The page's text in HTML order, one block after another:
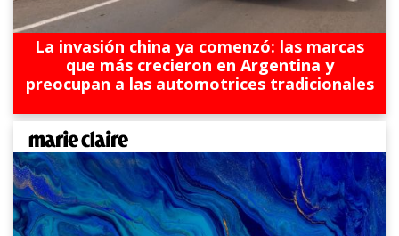
La invasión china ya comenzó: las marcas
que más crecieron en Argentina y
preocupan a las automotrices tradicionales